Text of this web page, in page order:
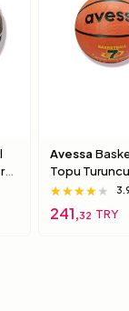
Avessa
Topu
Brc-7 5
★★★★★
★★★★★
★★★★★
241,32 TRY